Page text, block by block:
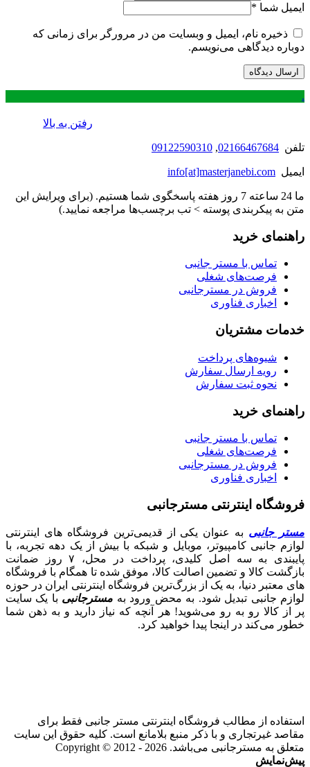
ایمیل شما *
ذخیره نام، ایمیل و وبسایت من در مرورگر برای زمانی که
دوباره دیدگاهی می‌نویسم.
.
رفتن به بالا
تلفن 02166467684
,
09122590310
ایمیل info[at]masterjanebi.com
ما 24 ساعته 7 روز هفته پاسخگوی شما هستیم. (برای ویرایش این
متن به پیکربندی پوسته > تب برچسب‌ها مراجعه نمایید.)
راهنمای خرید
تماس با مستر جانبی
فرصت‌های شغلی
فروش در مسترجانبی
اخباری فناوری
خدمات مشتریان
شیوه‌های پرداخت
رویه ارسال سفارش
نحوه ثبت سفارش
راهنمای خرید
تماس با مستر جانبی
فرصت‌های شغلی
فروش در مسترجانبی
اخباری فناوری
فروشگاه اینترنتی مسترجانبی
مستر جانبی به عنوان یکی از قدیمی‌ترین فروشگاه های اینترنتی
لوازم جانبی کامپیوتر، موبایل و شبکه با بیش از یک دهه تجربه، با
پایبندی به سه اصل کلیدی، پرداخت در محل، ۷ روز ضمانت
بازگشت کالا و تضمین اصالت کالا، موفق شده تا همگام با فروشگاه‌
های معتبر دنیا، به یک از بزرگ‌ترین فروشگاه اینترنتی ایران در حوزه
لوازم جانبی تبدیل شود. به محض ورود به مسترجانبی با یک سایت
پر از کالا رو به رو می‌شوید! هر آنچه که نیاز دارید و به ذهن شما
خطور می‌کند در اینجا پیدا خواهید کرد.
استفاده از مطالب فروشگاه اینترنتی مستر جانبی فقط برای
مقاصد غیرتجاری و با ذکر منبع بلامانع است. کلیه حقوق این سایت
متعلق به مسترجانبی می‌باشد. Copyright © 2012 - 2026
پیش‌نمایش